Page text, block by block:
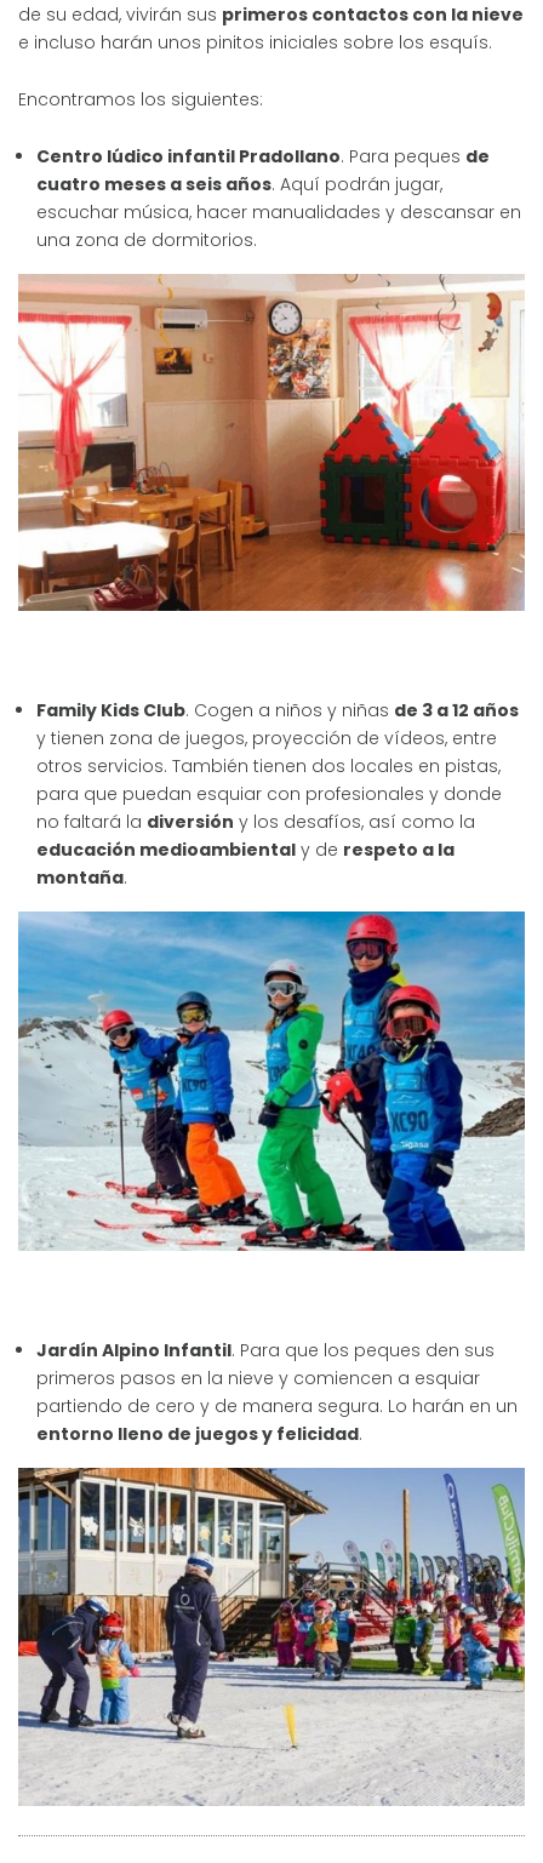
de su edad, vivirán sus primeros contactos con la nieve
e incluso harán unos pinitos iniciales sobre los esquís.
Encontramos los siguientes:
Centro lúdico infantil Pradollano. Para peques de
cuatro meses a seis años. Aquí podrán jugar,
escuchar música, hacer manualidades y descansar en
una zona de dormitorios.
Family Kids Club. Cogen a niños y niñas de 3 a 12 años
y tienen zona de juegos, proyección de vídeos, entre
otros servicios. También tienen dos locales en pistas,
para que puedan esquiar con profesionales y donde
no faltará la diversión y los desafíos, así como la
educación medioambiental y de respeto a la
montaña.
Jardín Alpino Infantil. Para que los peques den sus
primeros pasos en la nieve y comiencen a esquiar
partiendo de cero y de manera segura. Lo harán en un
entorno lleno de juegos y felicidad.